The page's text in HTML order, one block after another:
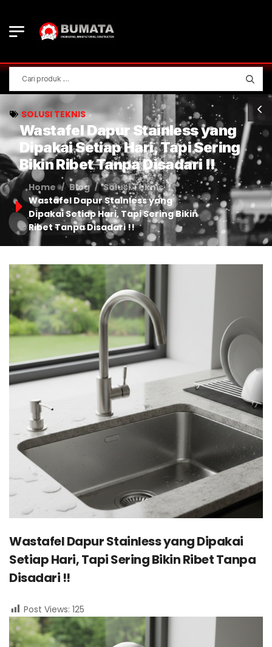
SOLUSI TEKNIS
Wastafel Dapur Stainless yang
Dipakai Setiap Hari, Tapi Sering
Bikin Ribet Tanpa Disadari !!
Home / Blog / Solusi Teknis /
Wastafel Dapur Stainless yang
Dipakai Setiap Hari, Tapi Sering Bikin
Ribet Tanpa Disadari !!
Wastafel Dapur Stainless yang Dipakai
Setiap Hari, Tapi Sering Bikin Ribet Tanpa
Disadari !!
Post Views: 125